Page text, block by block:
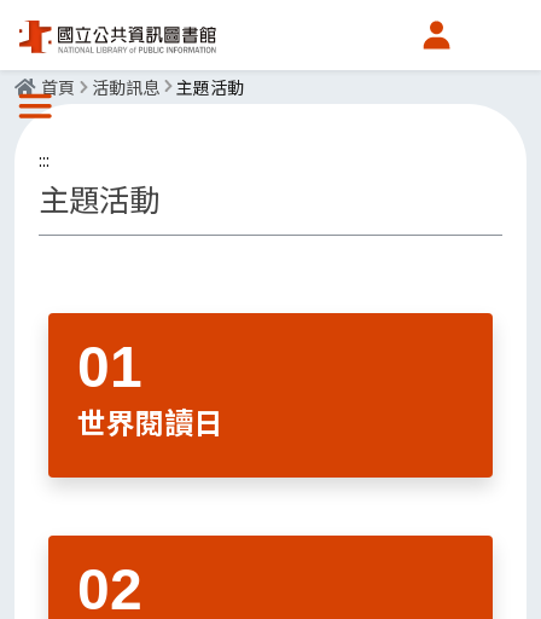
會員中心
選單按鈕
首頁 活動訊息 主題活動
:::
主題活動
世界閱讀日